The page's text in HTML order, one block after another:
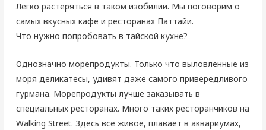
Легко растеряться в таком изобилии. Мы поговорим о
самых вкусных кафе и ресторанах Паттайи.
Что нужно попробовать в тайской кухне?
Однозначно морепродукты. Только что выловленные из
моря деликатесы, удивят даже самого привередливого
гурмана. Морепродукты лучше заказывать в
специальных ресторанах. Много таких ресторанчиков на
Walking Street. Здесь все живое, плавает в аквариумах,